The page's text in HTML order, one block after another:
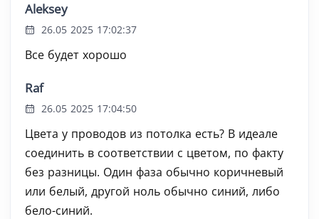
Aleksey
26.05 2025 17:02:37
Все будет хорошо
Raf
26.05 2025 17:04:50
Цвета у проводов из потолка есть? В идеале
соединить в соответствии с цветом, по факту
без разницы. Один фаза обычно коричневый
или белый, другой ноль обычно синий, либо
бело-синий.